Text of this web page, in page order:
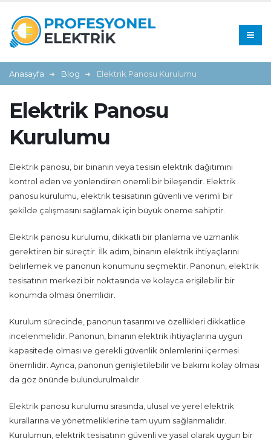
Anasayfa Blog Elektrik Panosu Kurulumu
Elektrik Panosu
Kurulumu
Elektrik panosu, bir binanın veya tesisin elektrik dağıtımını
kontrol eden ve yönlendiren önemli bir bileşendir. Elektrik
panosu kurulumu, elektrik tesisatının güvenli ve verimli bir
şekilde çalışmasını sağlamak için büyük öneme sahiptir.
Elektrik panosu kurulumu, dikkatli bir planlama ve uzmanlık
gerektiren bir süreçtir. İlk adım, binanın elektrik ihtiyaçlarını
belirlemek ve panonun konumunu seçmektir. Panonun, elektrik
tesisatının merkezi bir noktasında ve kolayca erişilebilir bir
konumda olması önemlidir.
Kurulum sürecinde, panonun tasarımı ve özellikleri dikkatlice
incelenmelidir. Panonun, binanın elektrik ihtiyaçlarına uygun
kapasitede olması ve gerekli güvenlik önlemlerini içermesi
önemlidir. Ayrıca, panonun genişletilebilir ve bakımı kolay olması
da göz önünde bulundurulmalıdır.
Elektrik panosu kurulumu sırasında, ulusal ve yerel elektrik
kurallarına ve yönetmeliklerine tam uyum sağlanmalıdır.
Kurulumun, elektrik tesisatının güvenli ve yasal olarak uygun bir